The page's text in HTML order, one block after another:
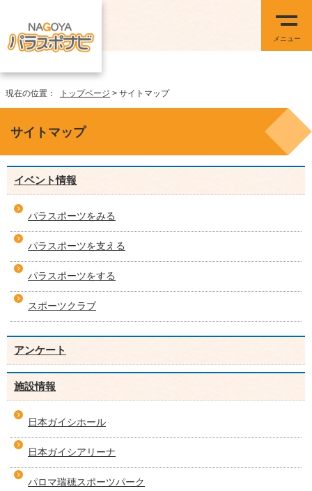
メニュー
現在の位置： トップページ > サイトマップ
サイトマップ
イベント情報
パラスポーツをみる
パラスポーツを支える
パラスポーツをする
スポーツクラブ
アンケート
施設情報
日本ガイシホール
日本ガイシアリーナ
パロマ瑞穂スポーツパーク